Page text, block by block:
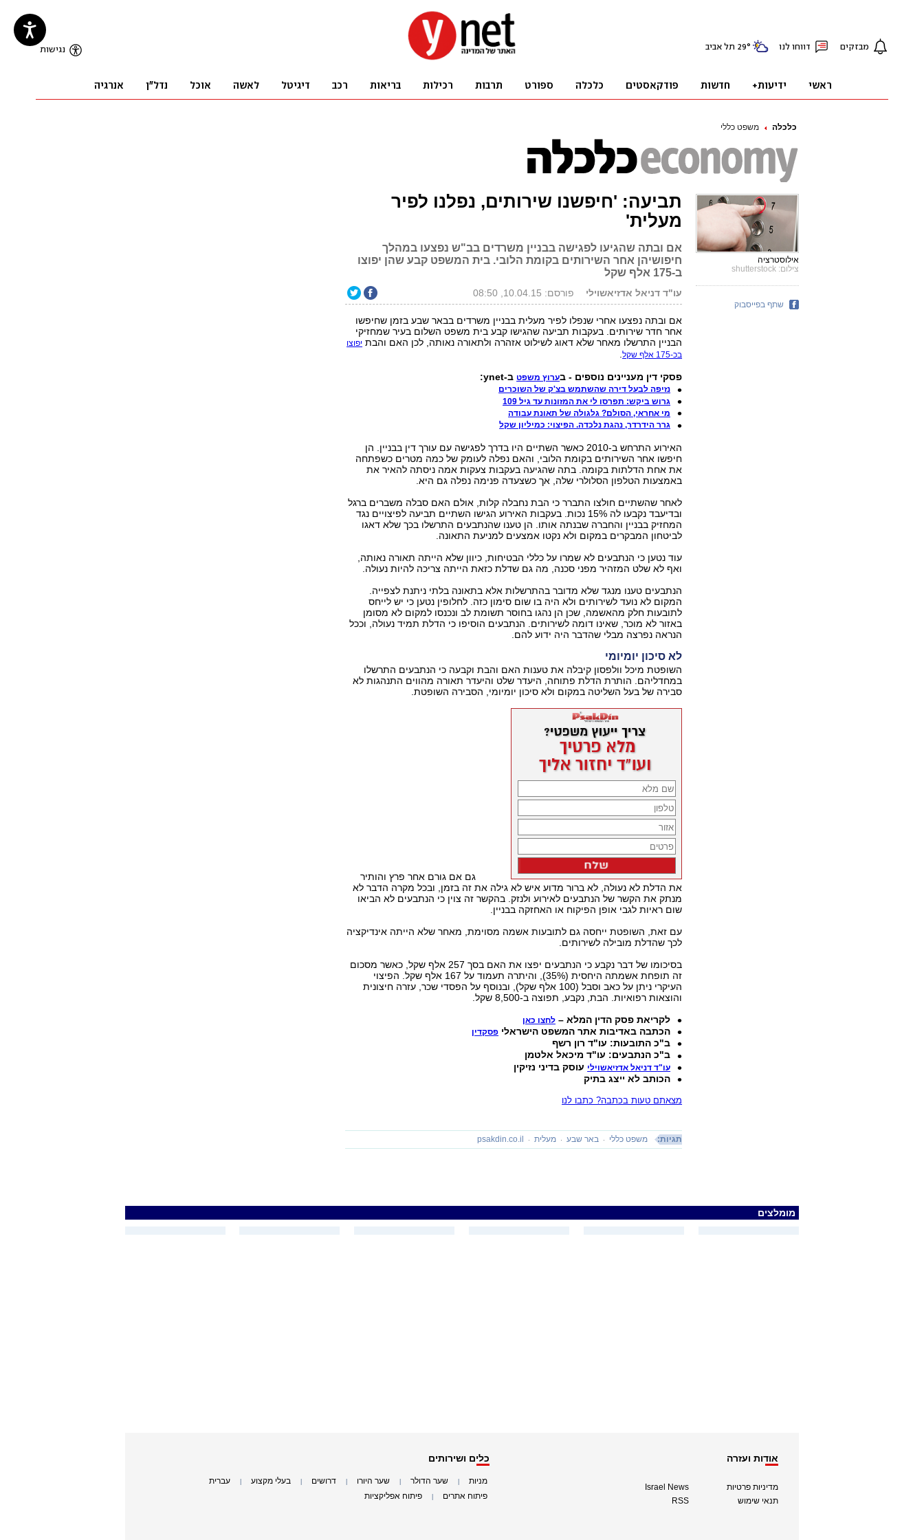
כלכלה משפט כללי
תביעה: 'חיפשנו שירותים, נפלנו לפיר
מעלית'
אם ובתה שהגיעו לפגישה בבניין משרדים בב"ש נפצעו במהלך
חיפושיהן אחר השירותים בקומת הלובי. בית המשפט קבע שהן יפוצו
ב-175 אלף שקל
עו"ד דניאל אדזיאשוילי פורסם: 10.04.15, 08:50
אם ובתה נפצעו אחרי שנפלו לפיר מעלית בבניין משרדים בבאר שבע בזמן שחיפשו
אחר חדר שירותים. בעקבות תביעה שהגישו קבע בית משפט השלום בעיר שמחזיקי
הבניין התרשלו מאחר שלא דאוג לשילוט אזהרה ולתאורה נאותה, לכן האם והבת יפוצו
בכ-175 אלף שקל
.
פסקי דין מעניינים נוספים - בערוץ משפט ב-ynet:
נזיפה לבעל דירה שהשתמש בצ'ק של השוכרים
גרוש ביקש: תפרסו לי את המזונות עד גיל 109
מי אחראי, הסולם? גלגולה של תאונת עבודה
גרר הידרדר, נהגת נלכדה. הפיצוי: כמיליון שקל
האירוע התרחש ב-2010 כאשר השתיים היו בדרך לפגישה עם עורך דין בבניין. הן
חיפשו אחר השירותים בקומת הלובי, והאם נפלה לעומק של כמה מטרים כשפתחה
את אחת הדלתות בקומה. בתה שהגיעה בעקבות צעקות אמה ניסתה להאיר את
באמצעות הטלפון הסלולרי שלה, אך כשצעדה פנימה נפלה גם היא.
לאחר שהשתיים חולצו התברר כי הבת נחבלה קלות, אולם האם סבלה משברים ברגל
ובדיעבד נקבעו לה 15% נכות. בעקבות האירוע הגישו השתיים תביעה לפיצויים נגד
המחזיק בבניין והחברה שבנתה אותו. הן טענו שהנתבעים התרשלו בכך שלא דאגו
לביטחון המבקרים במקום ולא נקטו אמצעים למניעת התאונה.
עוד נטען כי הנתבעים לא שמרו על כללי הבטיחות, כיוון שלא הייתה תאורה נאותה,
ואף לא שלט המזהיר מפני סכנה, מה גם שדלת כזאת הייתה צריכה להיות נעולה.
הנתבעים טענו מנגד שלא מדובר בהתרשלות אלא בתאונה בלתי ניתנת לצפייה.
המקום לא נועד לשירותים ולא היה בו שום סימון כזה. לחלופין נטען כי יש לייחס
לתובעות חלק מהאשמה, שכן הן נהגו בחוסר תשומת לב ונכנסו למקום לא מסומן
באזור לא מוכר, שאינו דומה לשירותים. הנתבעים הוסיפו כי הדלת תמיד נעולה, וככל
הנראה נפרצה מבלי שהדבר היה ידוע להם.
לא סיכון יומיומי
השופטת מיכל וולפסון קיבלה את טענות האם והבת וקבעה כי הנתבעים התרשלו
במחדליהם. הותרת הדלת פתוחה, היעדר שלט והיעדר תאורה מהווים התנהגות לא
סבירה של בעל השליטה במקום ולא סיכון יומיומי, הסבירה השופטת.
גם אם גורם אחר פרץ והותיר
את הדלת לא נעולה, לא ברור מדוע איש לא גילה את זה בזמן, ובכל מקרה הדבר לא
מנתק את הקשר של הנתבעים לאירוע ולנזק. בהקשר זה צוין כי הנתבעים לא הביאו
שום ראיות לגבי אופן הפיקוח או האחזקה בבניין.
עם זאת, השופטת ייחסה גם לתובעות אשמה מסוימת, מאחר שלא הייתה אינדיקציה
לכך שהדלת מובילה לשירותים.
בסיכומו של דבר נקבע כי הנתבעים יפצו את האם בסך 257 אלף שקל, כאשר מסכום
זה תופחת אשמתה היחסית (35%), והיתרה תעמוד על 167 אלף שקל. הפיצוי
העיקרי ניתן על כאב וסבל (100 אלף שקל), ובנוסף על הפסדי שכר, עזרה חיצונית
והוצאות רפואיות. הבת, נקבע, תפוצה ב-8,500 שקל.
לקריאת פסק הדין המלא – לחצו כאן
הכתבה באדיבות אתר המשפט הישראלי פסקדין
ב"כ התובעות: עו"ד רון רשף
ב"כ הנתבעים: עו"ד מיכאל אלטמן
עו"ד דניאל אדזיאשוילי עוסק בדיני נזיקין
הכותב לא ייצג בתיק
מצאתם טעות בכתבה? כתבו לנו
תגיות: משפט כללי באר שבע מעלית psakdin.co.il
אילוסטרציה
צילום: shutterstock
שתף בפייסבוק
מומלצים
אודות ועזרה
מדיניות פרטיות
תנאי שימוש
Israel News
RSS
כלים ושירותים
מניות שער הדולר שער היורו דרושים בעלי מקצוע עברית
פיתוח אתרים פיתוח אפליקציות